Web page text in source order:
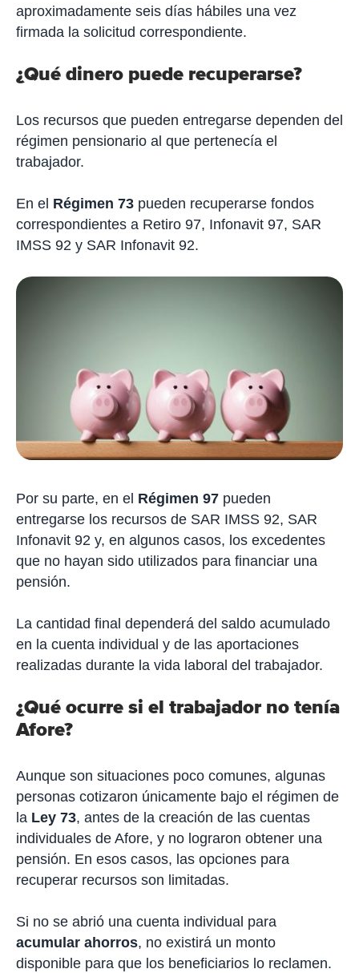
aproximadamente seis días hábiles una vez
firmada la solicitud correspondiente.
¿Qué dinero puede recuperarse?
Los recursos que pueden entregarse dependen del
régimen pensionario al que pertenecía el
trabajador.
En el Régimen 73 pueden recuperarse fondos
correspondientes a Retiro 97, Infonavit 97, SAR
IMSS 92 y SAR Infonavit 92.
Por su parte, en el Régimen 97 pueden
entregarse los recursos de SAR IMSS 92, SAR
Infonavit 92 y, en algunos casos, los excedentes
que no hayan sido utilizados para financiar una
pensión.
La cantidad final dependerá del saldo acumulado
en la cuenta individual y de las aportaciones
realizadas durante la vida laboral del trabajador.
¿Qué ocurre si el trabajador no tenía
Afore?
Aunque son situaciones poco comunes, algunas
personas cotizaron únicamente bajo el régimen de
la Ley 73, antes de la creación de las cuentas
individuales de Afore, y no lograron obtener una
pensión. En esos casos, las opciones para
recuperar recursos son limitadas.
Si no se abrió una cuenta individual para
acumular ahorros, no existirá un monto
disponible para que los beneficiarios lo reclamen.